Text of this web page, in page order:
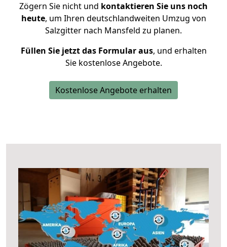
Zögern Sie nicht und kontaktieren Sie uns noch
heute, um Ihren deutschlandweiten Umzug von
Salzgitter nach Mansfeld zu planen.
Füllen Sie jetzt das Formular aus, und erhalten
Sie kostenlose Angebote.
Kostenlose Angebote erhalten